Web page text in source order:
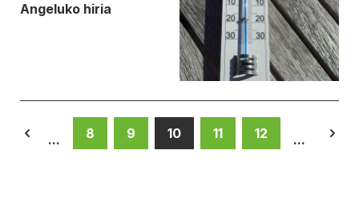
Angeluko hiria
... 8 9 10 11 12 ...